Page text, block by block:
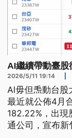
AI繼續帶動臺股
2026/5/11 19:14
AI毋但𤆬動台股
最近就公佈4月
182.22%，出現
通公司，宣布新